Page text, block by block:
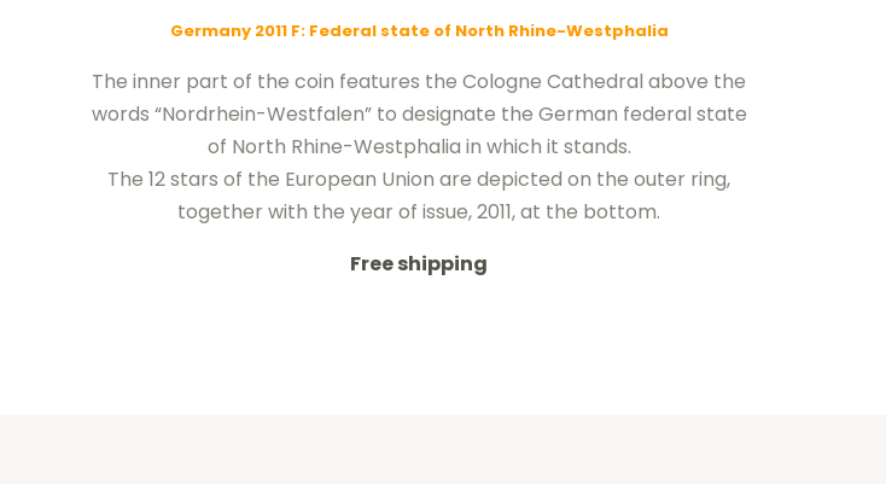
Germany 2011 F: Federal state of North Rhine-Westphalia
The inner part of the coin features the Cologne Cathedral above the
words “Nordrhein-Westfalen” to designate the German federal state
of North Rhine-Westphalia in which it stands.
The 12 stars of the European Union are depicted on the outer ring,
together with the year of issue, 2011, at the bottom.
Free shipping